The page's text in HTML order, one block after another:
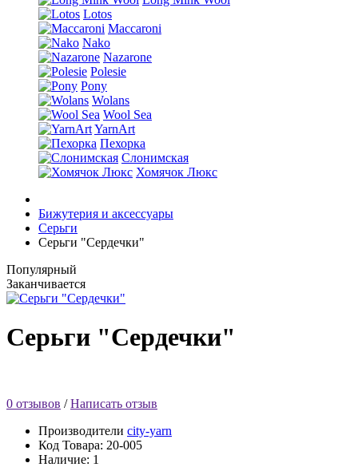
Lotos
Maccaroni
Nako
Nazarone
Polesie
Pony
Wolans
Wool Sea
YarnArt
Пехорка
Слонимская
Хомячок Люкс
Бижутерия и аксессуары
Серьги
Серьги "Сердечки"
Популярный
Заканчивается
Серьги "Сердечки"
0 отзывов /Написать отзыв
Производители city-yarn
Код Товара: 20-005
Наличие: 1